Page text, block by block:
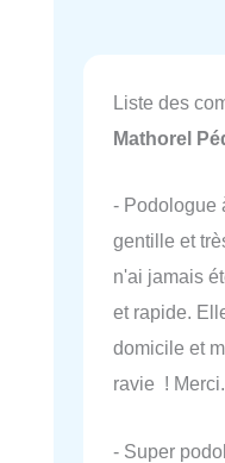
Liste des
Mathorel
- Podologue
gentille et
n'ai jamais
et rapide.
domicile et
ravie ! Merci.
- Super